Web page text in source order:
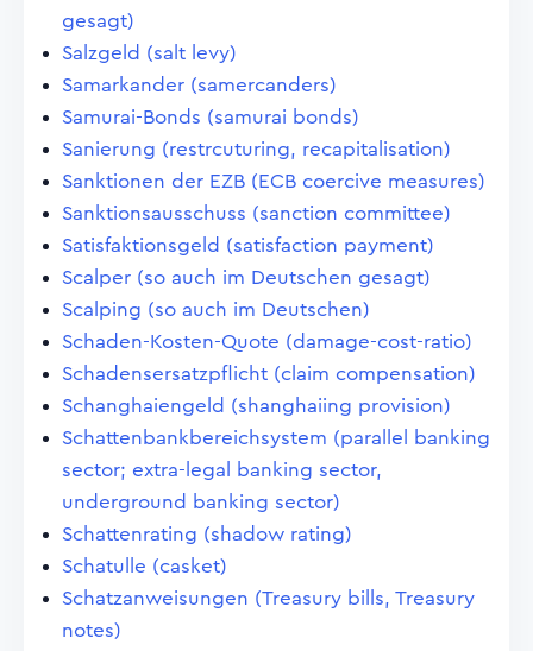
gesagt)
Salzgeld (salt levy)
Samarkander (samercanders)
Samurai-Bonds (samurai bonds)
Sanierung (restrcuturing, recapitalisation)
Sanktionen der EZB (ECB coercive measures)
Sanktionsausschuss (sanction committee)
Satisfaktionsgeld (satisfaction payment)
Scalper (so auch im Deutschen gesagt)
Scalping (so auch im Deutschen)
Schaden-Kosten-Quote (damage-cost-ratio)
Schadensersatzpflicht (claim compensation)
Schanghaiengeld (shanghaiing provision)
Schattenbankbereichsystem (parallel banking
sector; extra-legal banking sector,
underground banking sector)
Schattenrating (shadow rating)
Schatulle (casket)
Schatzanweisungen (Treasury bills, Treasury
notes)